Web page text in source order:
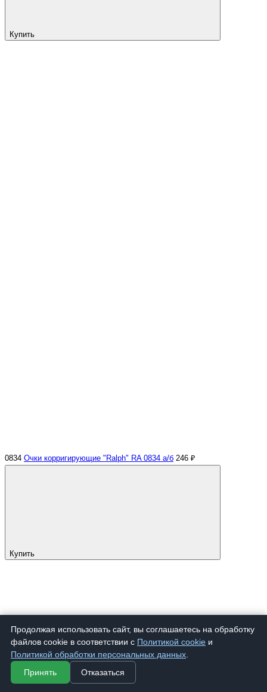
Купить
0834 Очки корригирующие "Ralph" RA 0834 а/б 246 ₽
Купить
Продолжая использовать сайт, вы соглашаетесь на обработку
файлов cookie в соответствии с Политикой cookie и
Политикой обработки персональных данных
Принять
Отказаться